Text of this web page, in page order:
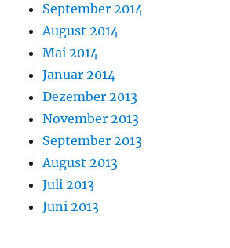
September 2014
August 2014
Mai 2014
Januar 2014
Dezember 2013
November 2013
September 2013
August 2013
Juli 2013
Juni 2013